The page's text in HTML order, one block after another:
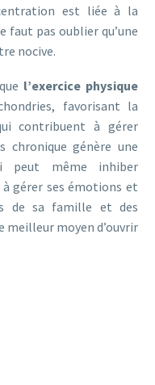
est liée à la
faut pas oublier qu’une
nocive.
l’exercice physique
favorisant la
contribuent à gérer
chronique génère une
peut même inhiber
à gérer ses émotions et
de sa famille et des
meilleur moyen d’ouvrir